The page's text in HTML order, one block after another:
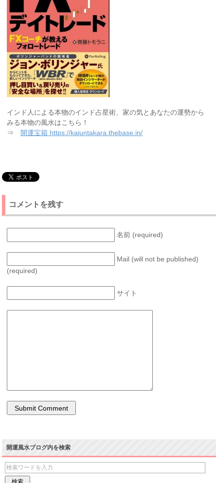
インド人による本物のインド占星術、家の気とあなたの運勢から
みる本物の風水はこちら！
⇒ 開運宝箱 https://kaiuntakara.thebase.in/
コメントを残す
名前 (required)
Mail (will not be published)
(required)
サイト
開運風水ブログ内を検索